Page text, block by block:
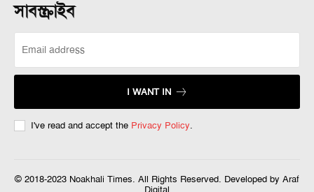
সাবস্ক্রাইব
I WANT IN
I've read and accept the Privacy Policy.
© 2018-2023 Noakhali Times. All Rights Reserved. Developed by Araf